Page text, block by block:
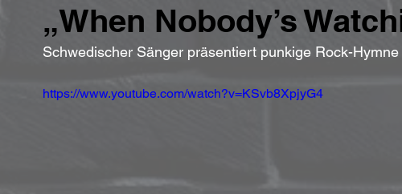
„When Nobody’s
Schwedischer Sänger präsentiert punkige Rock-Hymne
https://www.youtube.com/watch?v=KSvb8XpjyG4